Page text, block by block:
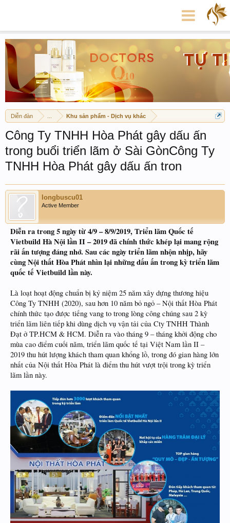
Diễn đàn Khu sản phẩm - Dịch vụ khác
Công Ty TNHH Hòa Phát gây dấu ấn
trong buổi triển lãm ở Sài GònCông Ty
TNHH Hòa Phát gây dấu ấn tron
longbuscu01
Active Member
Diễn ra trong 5 ngày từ 4/9 – 8/9/2019, Triển lãm Quốc tế
Vietbuild Hà Nội lần II – 2019 đã chính thức khép lại mang rộng
rãi ấn tượng đáng nhớ. Sau các ngày triển lãm nhộn nhịp, hãy
cùng Nội thất Hòa Phát nhìn lại những dấu ấn trong kỳ triển lãm
quốc tế Vietbuild lần này.
Là loạt hoạt động chuẩn bị kỷ niệm 25 năm xây dựng thương hiệu
Công Ty TNHH (2020), sau hơn 10 năm bỏ ngỏ – Nội thất Hòa Phát
chính thức tạo được tiếng vang to trong lòng công chúng sau 2 kỳ
triển lãm liên tiếp khi dùng dịch vụ vận tải của Cty TNHH Thành
Đạt ở TP.HCM & HCM. Diễn ra vào tháng 9 – tháng khởi động cho
mùa cao điểm cuối năm, triển lãm quốc tế tại Việt Nam lần II –
2019 thu hút lượng khách tham quan khổng lồ, trong đó gian hàng lớn
nhất của Nội thất Hòa Phát là điểm thu hút vượt trội trong kỳ triển
lãm lần này.